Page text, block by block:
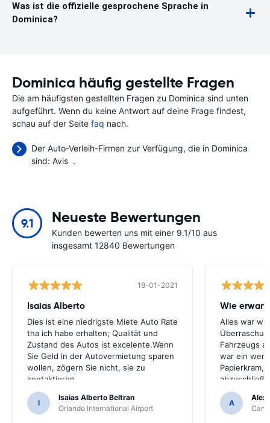
Was ist die offizielle gesprochene Sprache in
Dominica?
Dominica häufig gestellte Fragen
Die am häufigsten gestellten Fragen zu Dominica sind unten
aufgeführt. Wenn du keine Antwort auf deine Frage findest,
schau auf der Seite faq nach.
Der Auto-Verleih-Firmen zur Verfügung, die in Dominica
sind: Avis .
9.1 Neueste Bewertungen
Kunden bewerten uns mit einer 9.1/10 aus
insgesamt 12840 Bewertungen
18-01-2021
Isaias Alberto
Dies ist eine niedrigste Miete Auto Rate
tha ich habe erhalten; Qualität und
Zustand des Autos ist excelente.Wenn
Sie Geld in der Autovermietung sparen
wollen, zögern Sie nicht, sie zu
kontaktieren
I
Isaias Alberto Beltran
Orlando International Airport
Wie
Alles war
Fahrzeugs
war ein
Papierkram,
behandelt.
A
Alex